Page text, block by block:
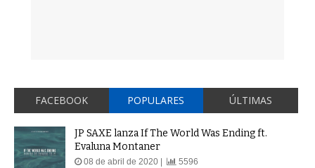
FACEBOOK POPULARES ÚLTIMAS
JP SAXE lanza If The World Was Ending ft.
Evaluna Montaner
08 de abril de 2020 | 5596